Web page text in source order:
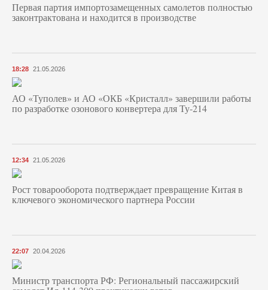
Первая партия импортозамещенных самолетов полностью
законтрактована и находится в производстве
18:28 21.05.2026
АО «Туполев» и АО «ОКБ «Кристалл» завершили работы
по разработке озонового конвертера для Ту-214
12:34 21.05.2026
Рост товарооборота подтверждает превращение Китая в
ключевого экономического партнера России
22:07 20.04.2026
Министр транспорта РФ: Региональный пассажирский